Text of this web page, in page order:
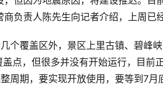
负责人陈先生向记者介绍，上周已
个覆盖区外，景区上里古镇、碧峰
点，但很多并没有开始运行，目前
周期，要实现开放使用，要等到7月